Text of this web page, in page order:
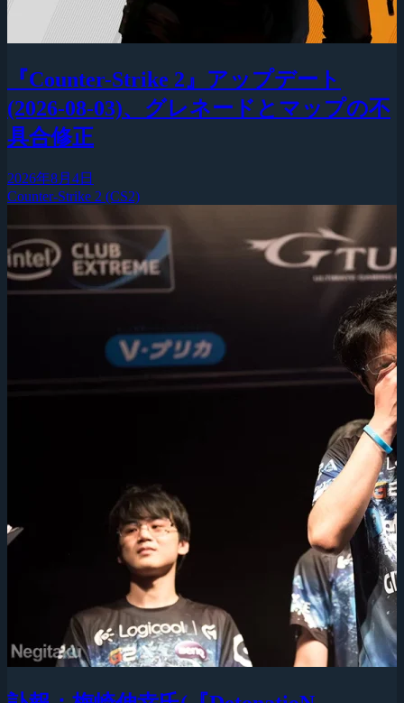
『Counter-Strike 2』アップデート
(2026-08-03)、グレネードとマップの不
具合修正
2026年8月4日
Counter-Strike 2 (CS2)